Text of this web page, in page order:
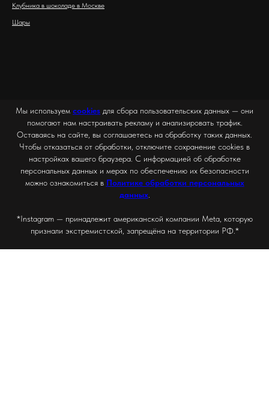
Клубника в шоколаде в Москве
Шары
Мы используем cookies для сбора пользовательских данных — они
помогают нам настраивать рекламу и анализировать трафик.
Оставаясь на сайте, вы соглашаетесь на обработку таких данных.
Чтобы отказаться от обработки, отключите сохранение cookies в
настройках вашего браузера. С информацией об обработке
персональных данных и мерах по обеспечению их безопасности
можно ознакомиться в Политике обработки персональных
данных.
*Instagram — принадлежит американской компании Meta, которую
признали экстремистской, запрещёна на территории РФ.*